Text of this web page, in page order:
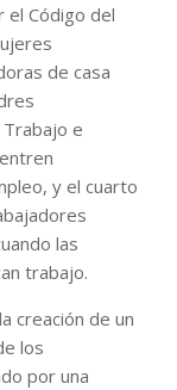
Código del
de casa
e
y el cuarto
las
trabajo.
creación de un
los
por una